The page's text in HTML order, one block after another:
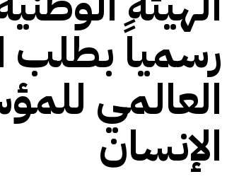
رسمياً بطلب
العالمي
الإنسان